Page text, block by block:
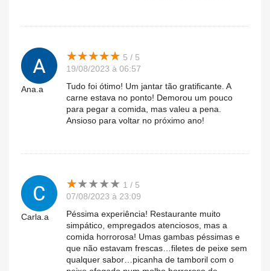
Ana.a
★★★★★
★★★★★ 5 / 5
19/08/2023 à 06:57
Tudo foi ótimo! Um jantar tão gratificante. A
carne estava no ponto! Demorou um pouco
para pegar a comida, mas valeu a pena.
Ansioso para voltar no próximo ano!
Carla.a
★★★★★
★★★★★ 1 / 5
07/08/2023 à 23:09
Péssima experiência! Restaurante muito
simpático, empregados atenciosos, mas a
comida horrorosa! Umas gambas péssimas e
que não estavam frescas…filetes de peixe sem
qualquer sabor…picanha de tamboril com o